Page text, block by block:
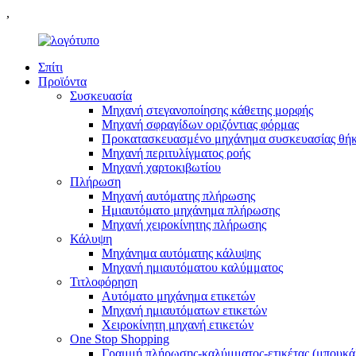
,
Σπίτι
Προϊόντα
Συσκευασία
Μηχανή στεγανοποίησης κάθετης μορφής
Μηχανή σφραγίδων οριζόντιας φόρμας
Προκατασκευασμένο μηχάνημα συσκευασίας
Μηχανή περιτυλίγματος ροής
Μηχανή χαρτοκιβωτίου
Πλήρωση
Μηχανή αυτόματης πλήρωσης
Ημιαυτόματο μηχάνημα πλήρωσης
Μηχανή χειροκίνητης πλήρωσης
Κάλυψη
Μηχάνημα αυτόματης κάλυψης
Μηχανή ημιαυτόματου καλύμματος
Τιτλοφόρηση
Αυτόματο μηχάνημα ετικετών
Μηχανή ημιαυτόματων ετικετών
Χειροκίνητη μηχανή ετικετών
One Stop Shopping
Γραμμή πλήρωσης-καλύμματος-ετικέτας